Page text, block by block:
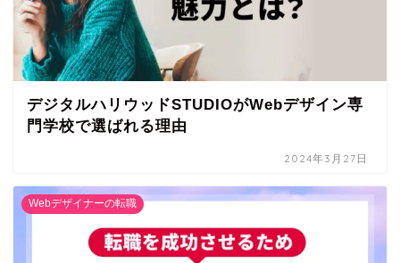
デジタルハリウッドSTUDIOがWebデザイン専
門学校で選ばれる理由
2024年3月27日
Webデザイナーの転職